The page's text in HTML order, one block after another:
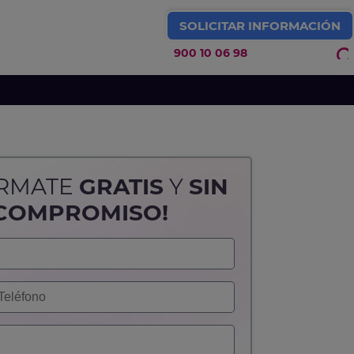
SOLICITAR INFORMACIÓN
900 10 06 98
GRATIS Y SIN